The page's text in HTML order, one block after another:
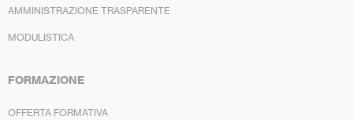
AMMINISTRAZIONE TRASPARENTE
MODULISTICA
FORMAZIONE
OFFERTA FORMATIVA